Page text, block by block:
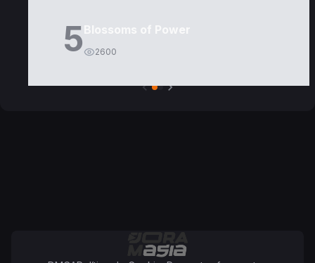
5Blossoms of Power
2600